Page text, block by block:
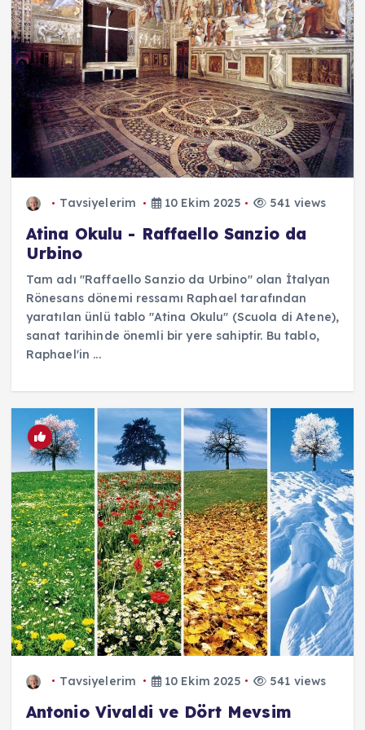
Tavsiyelerim 10 Ekim 2025 541 views
Atina Okulu - Raffaello Sanzio da
Urbino
Tam adı "Raffaello Sanzio da Urbino" olan İtalyan
Rönesans dönemi ressamı Raphael tarafından
yaratılan ünlü tablo "Atina Okulu" (Scuola di Atene),
sanat tarihinde önemli bir yere sahiptir. Bu tablo,
Raphael'in ...
Tavsiyelerim 10 Ekim 2025 541 views
Antonio Vivaldi ve Dört Mevsim